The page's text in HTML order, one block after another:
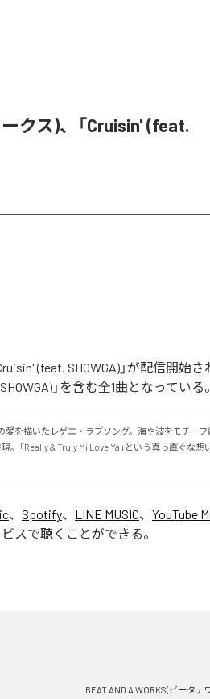
クス)、「Cruisin' (feat.
(feat. SHOWGA)」が配信開始
」を含む全1曲となっている。
を描いたレゲエ・ラブソング。海や波をモチー
「Really & Truly Mi Love Ya」という真っ直ぐな想
、 Spotify、 LINE MUSIC、 YouTube
スで聴くことができる。
BEAT AND A WORKS(ビータナ